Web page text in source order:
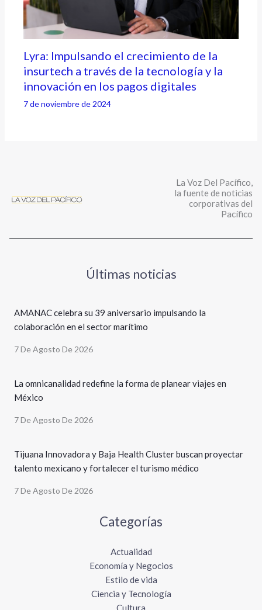
Lyra: Impulsando el crecimiento de la
insurtech a través de la tecnología y la
innovación en los pagos digitales
7 de noviembre de 2024
La Voz Del Pacífico,
la fuente de noticias
corporativas del
Pacífico
Últimas noticias
AMANAC celebra su 39 aniversario impulsando la
colaboración en el sector marítimo
7 De Agosto De 2026
La omnicanalidad redefine la forma de planear viajes en
México
7 De Agosto De 2026
Tijuana Innovadora y Baja Health Cluster buscan proyectar
talento mexicano y fortalecer el turismo médico
7 De Agosto De 2026
Categorías
Actualidad
Economía y Negocios
Estilo de vida
Ciencia y Tecnología
Cultura